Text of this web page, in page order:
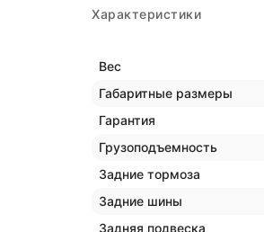
Характеристики
Вес
Габаритные размеры
Гарантия
Грузоподъемность
Задние тормоза
Задние шины
Задняя подвеска